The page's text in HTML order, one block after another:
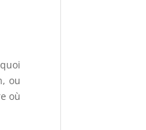
ou
où